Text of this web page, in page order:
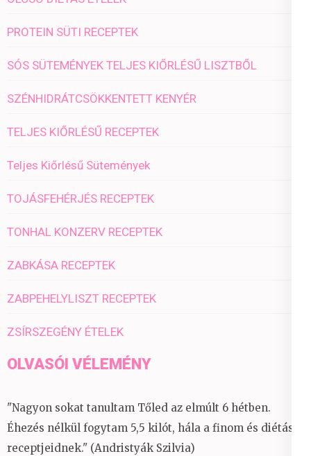
PROTEIN SÜTI RECEPTEK
SÓS SÜTEMÉNYEK TELJES KIŐRLÉSŰ LISZTBŐL
SZÉNHIDRÁTCSÖKKENTETT KENYÉR
TELJES KIŐRLÉSŰ RECEPTEK
Teljes Kiőrlésű Sütemények
TOJÁSFEHÉRJÉS RECEPTEK
TONHAL KONZERV RECEPTEK
ZABKÁSA RECEPTEK
ZABPEHELYLISZT RECEPTEK
ZSÍRSZEGÉNY ÉTELEK
OLVASÓI VÉLEMÉNY
"Nagyon sokat tanultam Tőled az elmúlt 6 hétben.
Éhezés nélkül fogytam 5,5 kilót, hála a finom és diétás
receptjeidnek." (Andristyák Szilvia)